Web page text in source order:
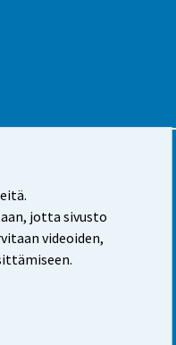
jotta sivusto
videoiden,